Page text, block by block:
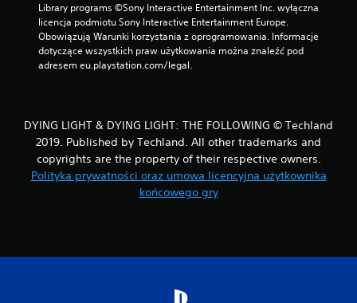
Library programs ©Sony Interactive Entertainment Inc. wyłączna
licencja podmiotu Sony Interactive Entertainment Europe.
Obowiązują Warunki korzystania z oprogramowania. Informacje
dotyczące wszystkich praw użytkowania można znaleźć pod
adresem eu.playstation.com/legal.
DYING LIGHT & DYING LIGHT: THE FOLLOWING © Techland
2019. Published by Techland. All other trademarks and
copyrights are the property of their respective owners.
Polityka prywatności oraz umowa licencyjna użytkownika
końcowego gry